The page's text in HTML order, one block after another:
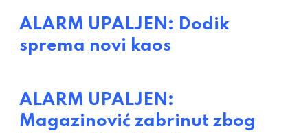
ALARM UPALJEN: Dodik
sprema novi kaos
ALARM UPALJEN:
Magazinović zabrinut zbog